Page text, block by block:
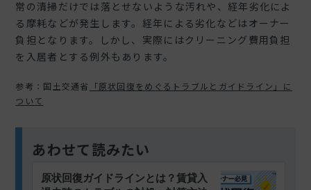
常の清掃だけでは落とせないような汚れや、経年劣化によ
る摩耗などが発生します。経年による劣化などはオーナー
負担となります。しかし、実際にはクリーニング費用負担
を入居者とする例外もあります。
参考：国土交通省
「原状回復をめぐるトラブルとガイドライン」に
ついて
あわせて読みたい